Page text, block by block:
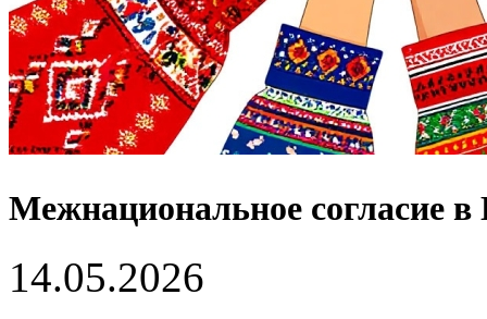
Межнациональное согласие
14.05.2026